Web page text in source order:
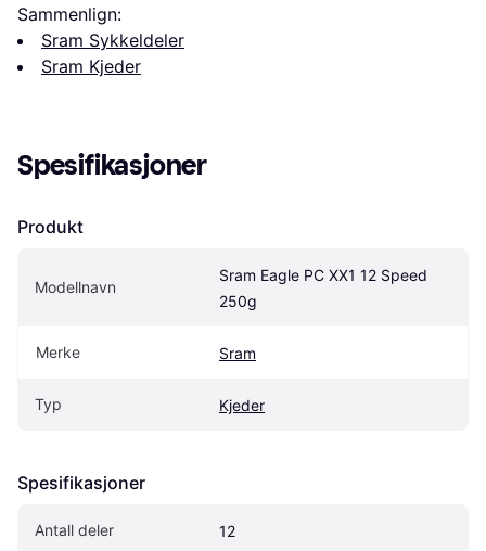
Sammenlign:
Sram Sykkeldeler
Sram Kjeder
Spesifikasjoner
Produkt
Modellnavn
Sram Eagle PC XX1 12 Speed
250g
Merke Sram
Typ Kjeder
Spesifikasjoner
Antall deler 12